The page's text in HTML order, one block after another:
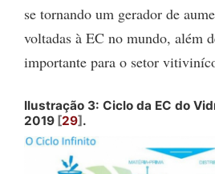
se tornando um gerador de
voltadas à EC no mundo, além
importante para o setor
Ilustração 3: Ciclo da EC do
2019 29 .